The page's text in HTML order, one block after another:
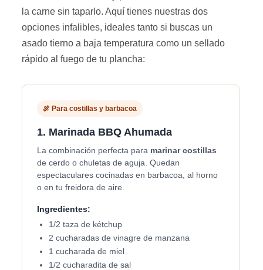
la carne sin taparlo. Aquí tienes nuestras dos
opciones infalibles, ideales tanto si buscas un
asado tierno a baja temperatura como un sellado
rápido al fuego de tu plancha:
🍖 Para costillas y barbacoa
1. Marinada BBQ Ahumada
La combinación perfecta para marinar costillas
de cerdo o chuletas de aguja. Quedan
espectaculares cocinadas en barbacoa, al horno
o en tu freidora de aire.
Ingredientes:
1/2 taza de kétchup
2 cucharadas de vinagre de manzana
1 cucharada de miel
1/2 cucharadita de sal